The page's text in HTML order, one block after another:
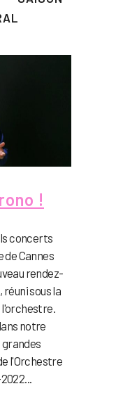
!
concerts
de Cannes
rendez-
sous la
l'orchestre.
notre
l'Orchestre